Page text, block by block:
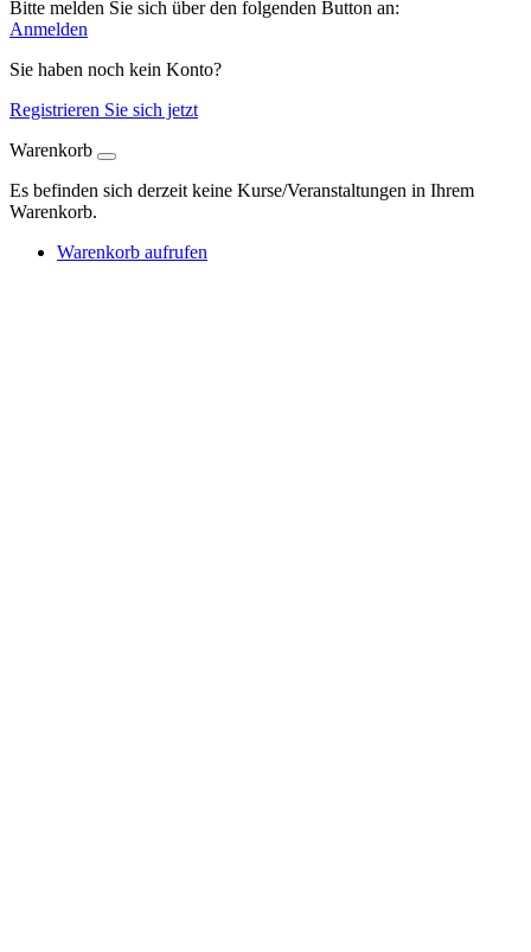
Bitte melden Sie sich über den folgenden Button an:
Anmelden
Sie haben noch kein Konto?
Registrieren Sie sich jetzt
Warenkorb
Es befinden sich derzeit keine Kurse/Veranstaltungen in Ihrem
Warenkorb.
Warenkorb aufrufen